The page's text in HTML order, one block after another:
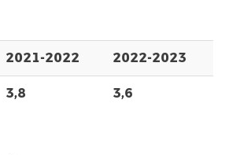
2021-2022 2022-2023
3,8 3,6